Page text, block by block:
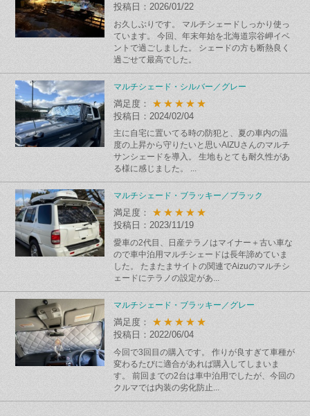
投稿日：2026/01/22
お久しぶりです。 マルチシェードしっかり使っ
ています。 今回、年末年始を北海道宗谷岬イベ
ントで過ごしました。 シェードの方も断熱良く
過ごせて最高でした。
マルチシェード・シルバー／グレー
満足度： ★★★★★
投稿日：2024/02/04
主に自宅に置いてる時の防犯と、夏の車内の温
度の上昇から守りたいと思いAIZUさんのマルチ
サンシェードを導入。 生地もとても耐久性があ
る様に感じました。 ...
マルチシェード・ブラッキー／ブラック
満足度： ★★★★★
投稿日：2023/11/19
愛車の2代目、日産テラノはマイナー＋古い車な
ので車中泊用マルチシェードは長年諦めていま
した。 たまたまサイトの関連でAizuのマルチシ
ェードにテラノの設定があ...
マルチシェード・ブラッキー／グレー
満足度： ★★★★★
投稿日：2022/06/04
今回で3回目の購入です。 作りが良すぎて車種が
変わるたびに適合があれば購入してしまいま
す。 前回までの2台は車中泊用でしたが、今回の
クルマでは内装の劣化防止...